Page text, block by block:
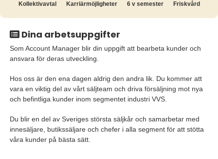
Kollektiv­avtal Karriär­möjligheter 6 v semester Friskvård
Dina arbetsuppgifter
Som Account Manager blir din uppgift att bearbeta kunder och
ansvara för deras utveckling.
Hos oss är den ena dagen aldrig den andra lik. Du kommer att
vara en viktig del av vårt säljteam och driva försäljning mot nya
och befintliga kunder inom segmentet industri VVS.
Du blir en del av Sveriges största säljkår och samarbetar med
innesäljare, butikssäljare och chefer i alla segment för att stötta
våra kunder på bästa sätt.